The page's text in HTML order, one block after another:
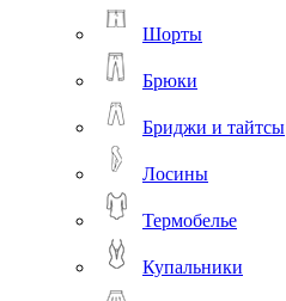
Шорты
Брюки
Бриджи и тайтсы
Лосины
Термобелье
Купальники